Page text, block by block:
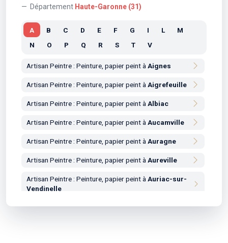
Département Haute-Garonne (31)
A B C D E F G I L
M
N
O P Q R S T V
Artisan Peintre : Peinture, papier peint à Aignes
Artisan Peintre : Peinture, papier peint à Aigrefeuille
Artisan Peintre : Peinture, papier peint à Albiac
Artisan Peintre : Peinture, papier peint à Aucamville
Artisan Peintre : Peinture, papier peint à Auragne
Artisan Peintre : Peinture, papier peint à Aureville
Artisan Peintre : Peinture, papier peint à Auriac-sur-
Vendinelle
Artisan Peintre : Peinture, papier peint àAuribail